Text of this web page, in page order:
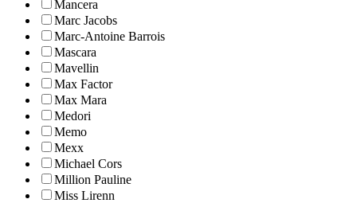
Mancera
Marc Jacobs
Marc-Antoine Barrois
Mascara
Mavellin
Max Factor
Max Mara
Medori
Memo
Mexx
Michael Cors
Million Pauline
Miss Lirenn